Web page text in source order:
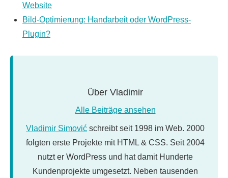
Website
Bild-Optimierung: Handarbeit oder WordPress-
Plugin?
Über Vladimir
Alle Beiträge ansehen
Vladimir Simović schreibt seit 1998 im Web. 2000
folgten erste Projekte mit HTML & CSS. Seit 2004
nutzt er WordPress und hat damit Hunderte
Kundenprojekte umgesetzt. Neben tausenden